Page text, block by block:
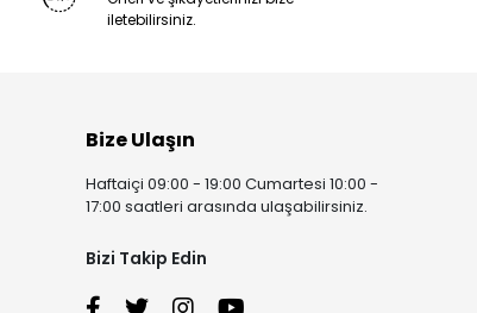
iletebilirsiniz.
Bize Ulaşın
Haftaiçi 09:00 - 19:00 Cumartesi 10:00 -
17:00 saatleri arasında ulaşabilirsiniz.
Bizi Takip Edin